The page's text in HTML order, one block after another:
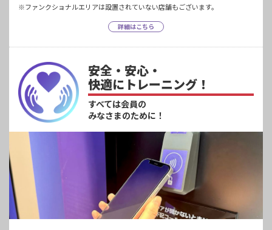
※ファンクショナルエリアは設置されていない店舗もございます。
詳細はこちら
安全・安心・
快適にトレーニング！
すべては会員の
みなさまのために！